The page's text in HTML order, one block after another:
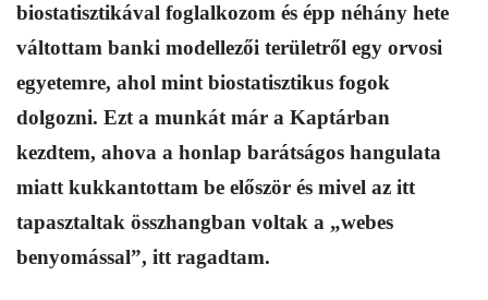
biostatisztikával foglalkozom és épp néhány hete
váltottam banki modellezői területről egy orvosi
egyetemre, ahol mint biostatisztikus fogok
dolgozni. Ezt a munkát már a Kaptárban
kezdtem, ahova a honlap barátságos hangulata
miatt kukkantottam be először és mivel az itt
tapasztaltak összhangban voltak a „webes
benyomással”, itt ragadtam.